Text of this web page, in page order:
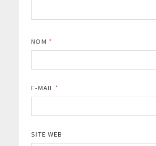
NOM *
E-MAIL *
SITE WEB